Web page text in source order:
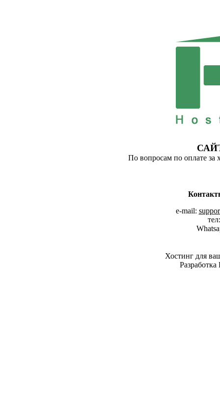
По вопросам по оплате за
e-mail:
Хостинг для